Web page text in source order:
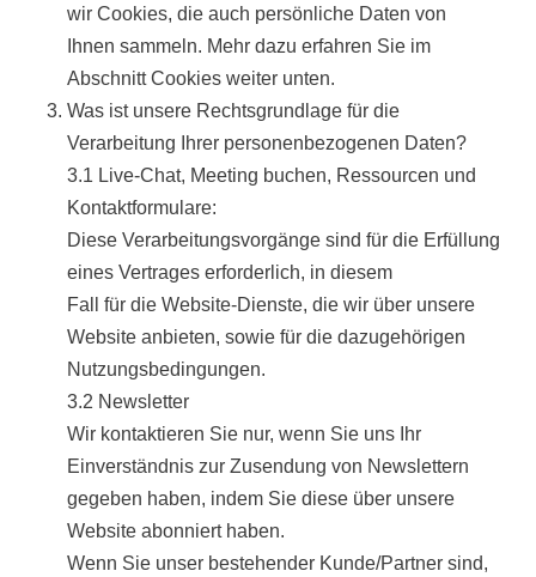
wir Cookies, die auch persönliche Daten von
Ihnen sammeln. Mehr dazu erfahren Sie im
Abschnitt Cookies weiter unten.
Was ist unsere Rechtsgrundlage für die
Verarbeitung Ihrer personenbezogenen Daten?
3.1 Live-Chat, Meeting buchen, Ressourcen und
Kontaktformulare:
Diese Verarbeitungsvorgänge sind für die Erfüllung
eines Vertrages erforderlich, in diesem
Fall für die Website-Dienste, die wir über unsere
Website anbieten, sowie für die dazugehörigen
Nutzungsbedingungen.
3.2 Newsletter
Wir kontaktieren Sie nur, wenn Sie uns Ihr
Einverständnis zur Zusendung von Newslettern
gegeben haben, indem Sie diese über unsere
Website abonniert haben.
Wenn Sie unser bestehender Kunde/Partner sind,